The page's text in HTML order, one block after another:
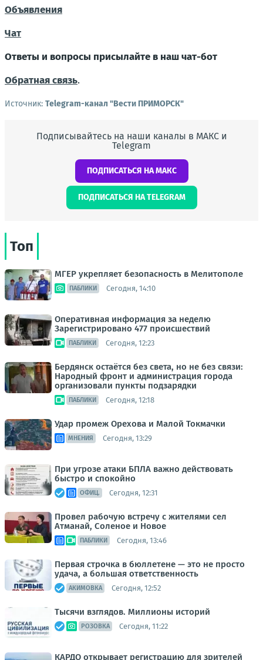
Объявления
Чат
Ответы и вопросы присылайте в наш чат-бот
Обратная связь.
Источник: Telegram-канал "Вести ПРИМОРСК"
Подписывайтесь на наши каналы в МАКС и
Telegram
ПОДПИСАТЬСЯ НА МАКС
ПОДПИСАТЬСЯ НА TELEGRAM
Топ
МГЕР укрепляет безопасность в Мелитополе
ПАБЛИКИ Сегодня, 14:10
Оперативная информация за неделю
Зарегистрировано 477 происшествий
ПАБЛИКИ Сегодня, 12:23
Бердянск остаётся без света, но не без связи:
Народный фронт и администрация города
организовали пункты подзарядки
ПАБЛИКИ Сегодня, 12:18
Удар промеж Орехова и Малой Токмачки
МНЕНИЯ Сегодня, 13:29
При угрозе атаки БПЛА важно действовать
быстро и спокойно
ОФИЦ. Сегодня, 12:31
Провел рабочую встречу с жителями сел
Атманай, Соленое и Новое
ПАБЛИКИ Сегодня, 13:46
Первая строчка в бюллетене — это не просто
удача, а большая ответственность
АКИМОВКА Сегодня, 12:52
Тысячи взглядов. Миллионы историй
РОЗОВКА Сегодня, 11:22
КАРДО открывает регистрацию для зрителей